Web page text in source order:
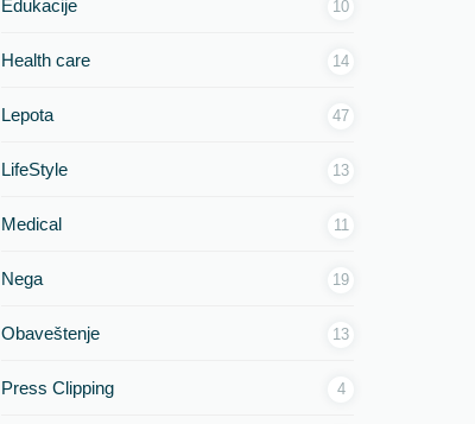
Edukacije 10
Health care 14
Lepota 47
LifeStyle 13
Medical 11
Nega 19
Obaveštenje 13
Press Clipping 4